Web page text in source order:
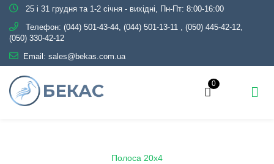
25 і 31 грудня та 1-2 січня - вихідні, Пн-Пт: 8:00-16:00
Телефон: (044) 501-43-44, (044) 501-13-11 , (050) 445-42-12,
(050) 330-42-12
Email: sales@bekas.com.ua
0
Полоса 20х4